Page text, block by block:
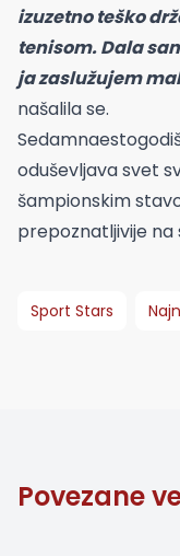
izuzetno teško
tenisom. Dala
ja zaslužujem
našalila se.
oduševljava svet
šampionskim
prepoznatljivije na
Sport Stars
Povezane